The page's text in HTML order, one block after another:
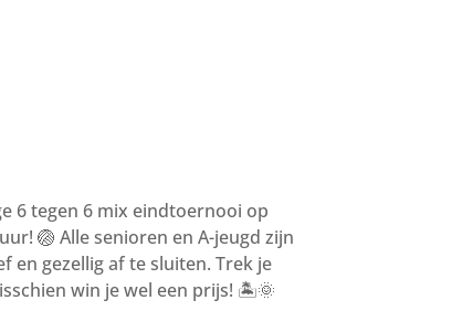
6 tegen 6 mix eindtoernooi op
🏐 Alle senioren en A-jeugd zijn
en gezellig af te sluiten. Trek je
win je wel een prijs! 🏝️🌞